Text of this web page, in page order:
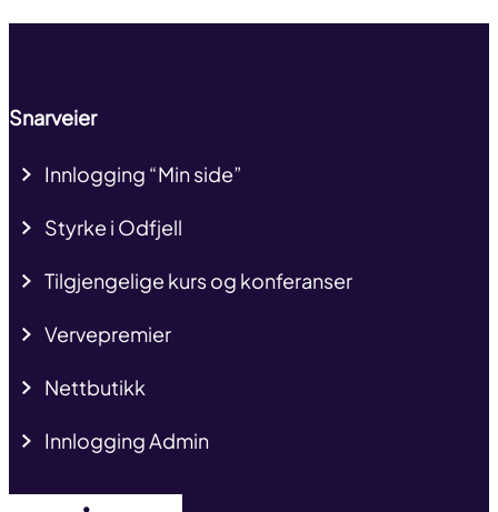
Snarveier
Innlogging “Min side”
Styrke i Odfjell
Tilgjengelige kurs og konferanser
Vervepremier
Nettbutikk
Innlogging Admin